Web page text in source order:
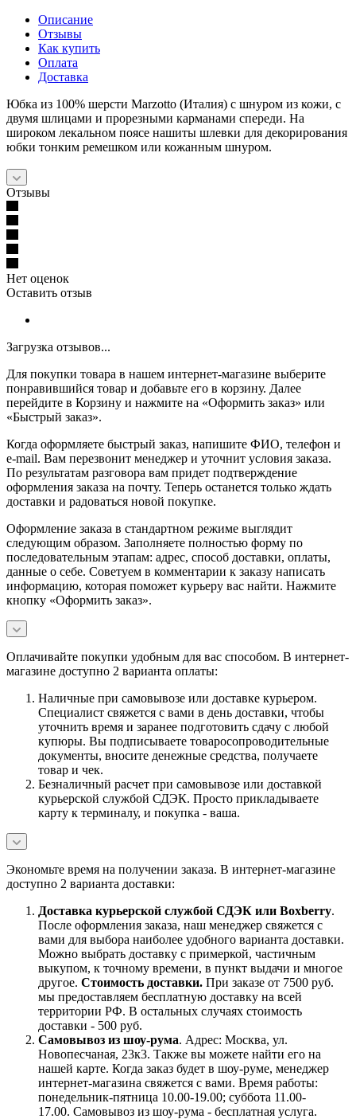
Описание
Отзывы
Как купить
Оплата
Доставка
Юбка из 100% шерсти Marzotto (Италия) с шнуром из кожи, с
двумя шлицами и прорезными карманами спереди. На
широком лекальном поясе нашиты шлевки для декорирования
юбки тонким ремешком или кожанным шнуром.
Отзывы
Нет оценок
Оставить отзыв
Загрузка отзывов...
Для покупки товара в нашем интернет-магазине выберите
понравившийся товар и добавьте его в корзину. Далее
перейдите в Корзину и нажмите на «Оформить заказ» или
«Быстрый заказ».
Когда оформляете быстрый заказ, напишите ФИО, телефон и
e-mail. Вам перезвонит менеджер и уточнит условия заказа.
По результатам разговора вам придет подтверждение
оформления заказа на почту. Теперь останется только ждать
доставки и радоваться новой покупке.
Оформление заказа в стандартном режиме выглядит
следующим образом. Заполняете полностью форму по
последовательным этапам: адрес, способ доставки, оплаты,
данные о себе. Советуем в комментарии к заказу написать
информацию, которая поможет курьеру вас найти. Нажмите
кнопку «Оформить заказ».
Оплачивайте покупки удобным для вас способом. В интернет-
магазине доступно 2 варианта оплаты:
Наличные при самовывозе или доставке курьером.
Специалист свяжется с вами в день доставки, чтобы
уточнить время и заранее подготовить сдачу с любой
купюры. Вы подписываете товаросопроводительные
документы, вносите денежные средства, получаете
товар и чек.
Безналичный расчет при самовывозе или доставкой
курьерской службой СДЭК. Просто прикладываете
карту к терминалу, и покупка - ваша.
Экономьте время на получении заказа. В интернет-магазине
доступно 2 варианта доставки:
Доставка курьерской службой СДЭК или Boxberry.
После оформления заказа, наш менеджер свяжется с
вами для выбора наиболее удобного варианта доставки.
Можно выбрать доставку с примеркой, частичным
выкупом, к точному времени, в пункт выдачи и многое
другое. Стоимость доставки. При заказе от 7500 руб.
мы предоставляем бесплатную доставку на всей
территории РФ. В остальных случаях стоимость
доставки - 500 руб.
Самовывоз из шоу-рума. Адрес: Москва, ул.
Новопесчаная, 23к3. Также вы можете найти его на
нашей карте. Когда заказ будет в шоу-руме, менеджер
интернет-магазина свяжется с вами. Время работы:
понедельник-пятница 10.00-19.00; суббота 11.00-
17.00. Самовывоз из шоу-рума - бесплатная услуга.